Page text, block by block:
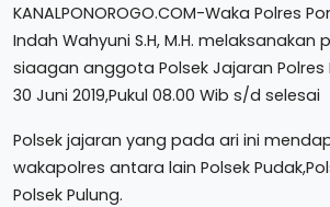
KANALPONOROGO.COM-Waka Polres
Indah Wahyuni S.H, M.H. melaksanakan
siaagan anggota Polsek Jajaran Polres
30 Juni 2019,Pukul 08.00 Wib s/d selesai
Polsek jajaran yang pada ari ini
wakapolres antara lain Polsek
Polsek Pulung.